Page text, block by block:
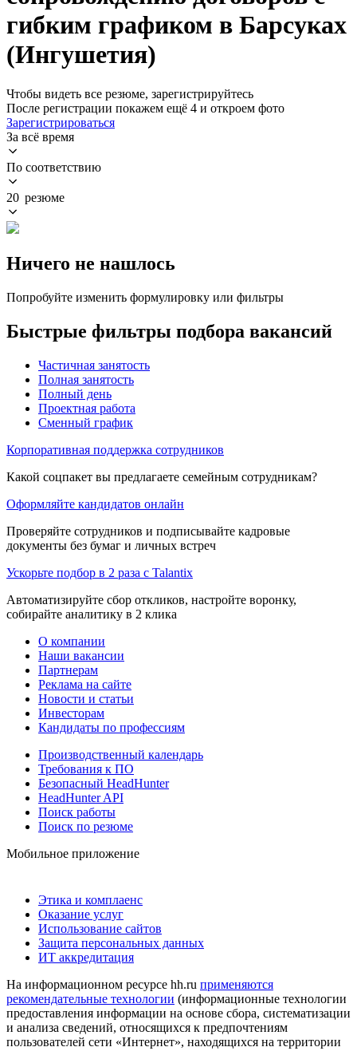
гибким графиком в Барсуках
(Ингушетия)
Чтобы видеть все резюме, зарегистрируйтесь
После регистрации покажем ещё 4 и откроем фото
Зарегистрироваться
За всё время
По соответствию
20 резюме
Ничего не нашлось
Попробуйте изменить формулировку или фильтры
Быстрые фильтры подбора вакансий
Частичная занятость
Полная занятость
Полный день
Проектная работа
Сменный график
Корпоративная поддержка сотрудников
Какой соцпакет вы предлагаете семейным сотрудникам?
Оформляйте кандидатов онлайн
Проверяйте сотрудников и подписывайте кадровые
документы без бумаг и личных встреч
Ускорьте подбор в 2 раза с Talantix
Автоматизируйте сбор откликов, настройте воронку,
собирайте аналитику в 2 клика
О компании
Наши вакансии
Партнерам
Реклама на сайте
Новости и статьи
Инвесторам
Кандидаты по профессиям
Производственный календарь
Требования к ПО
Безопасный HeadHunter
HeadHunter API
Поиск работы
Поиск по резюме
Мобильное приложение
Этика и комплаенс
Оказание услуг
Использование сайтов
Защита персональных данных
ИТ аккредитация
На информационном ресурсе hh.ru применяются
рекомендательные технологии (информационные технологии
предоставления информации на основе сбора, систематизации
и анализа сведений, относящихся к предпочтениям
пользователей сети «Интернет», находящихся на территории